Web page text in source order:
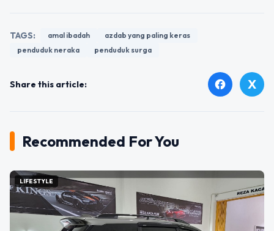
TAGS: amal ibadah
azdab yang paling keras
penduduk neraka
penduduk surga
Share this article: facebook X
Recommended For You
LIFESTYLE